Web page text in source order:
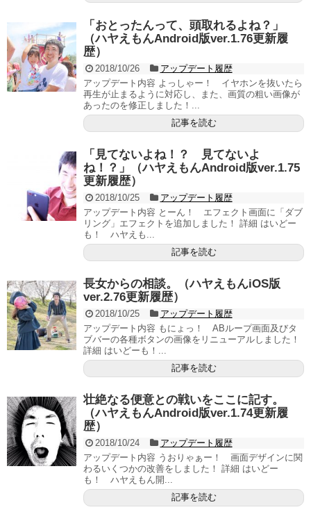
「おとったんって、頭取れるよね？」
（ハヤえもんAndroid版ver.1.76更新履
歴）
2018/10/26
アップデート履歴
アップデート内容 よっしゃー！ イヤホンを抜いたら
再生が止まるように対応し、また、画質の粗い画像が
あったのを修正しました！...
記事を読む
「見てないよね！？ 見てないよ
ね！？」（ハヤえもんAndroid版ver.1.75
更新履歴）
2018/10/25
アップデート履歴
アップデート内容 とーん！ エフェクト画面に「ダブ
リング」エフェクトを追加しました！ 詳細 はいどー
も！ ハヤえも...
記事を読む
長女からの相談。（ハヤえもんiOS版
ver.2.76更新履歴）
2018/10/25
アップデート履歴
アップデート内容 もにょっ！ ABループ画面及びタ
ブバーの各種ボタンの画像をリニューアルしました！
詳細 はいどーも！...
記事を読む
壮絶なる便意との戦いをここに記す。
（ハヤえもんAndroid版ver.1.74更新履
歴）
2018/10/24
アップデート履歴
アップデート内容 うおりゃぁー！ 画面デザインに関
わるいくつかの改善をしました！ 詳細 はいどー
も！ ハヤえもん開...
記事を読む